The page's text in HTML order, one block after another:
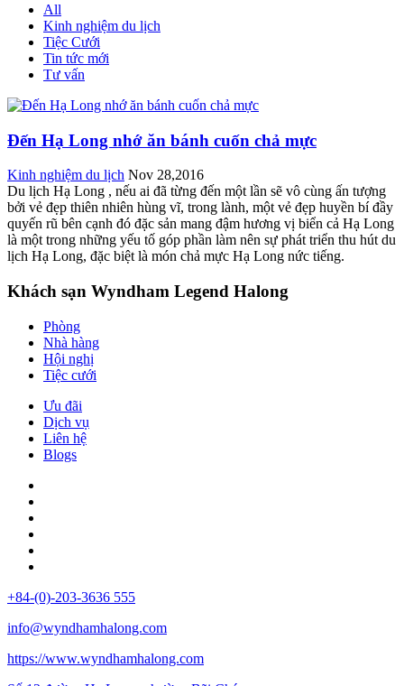
All
Kinh nghiệm du lịch
Tiệc Cưới
Tin tức mới
Tư vấn
Đến Hạ Long nhớ ăn bánh cuốn chả mực
Kinh nghiệm du lịch Nov 28,2016
Du lịch Hạ Long , nếu ai đã từng đến một lần sẽ vô cùng ấn tượng
bởi vẻ đẹp thiên nhiên hùng vĩ, trong lành, một vẻ đẹp huyền bí đầy
quyến rũ bên cạnh đó đặc sản mang đậm hương vị biển cả Hạ Long
là một trong những yếu tố góp phần làm nên sự phát triển thu hút du
lịch Hạ Long, đặc biệt là món chả mực Hạ Long nức tiếng.
Khách sạn Wyndham Legend Halong
Phòng
Nhà hàng
Hội nghị
Tiệc cưới
Ưu đãi
Dịch vụ
Liên hệ
Blogs
+84-(0)-203-3636 555
info@wyndhamhalong.com
https://www.wyndhamhalong.com